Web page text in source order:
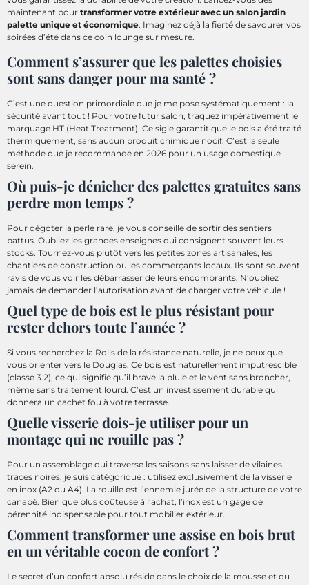
maintenant pour transformer votre extérieur avec un salon jardin
palette unique et économique. Imaginez déjà la fierté de savourer vos
soirées d’été dans ce coin lounge sur mesure.
Comment s’assurer que les palettes choisies
sont sans danger pour ma santé ?
C’est une question primordiale que je me pose systématiquement : la
sécurité avant tout ! Pour votre futur salon, traquez impérativement le
marquage HT (Heat Treatment). Ce sigle garantit que le bois a été traité
thermiquement, sans aucun produit chimique nocif. C’est la seule
méthode que je recommande en 2026 pour un usage domestique
serein.
Où puis-je dénicher des palettes gratuites sans
perdre mon temps ?
Pour dégoter la perle rare, je vous conseille de sortir des sentiers
battus. Oubliez les grandes enseignes qui consignent souvent leurs
stocks. Tournez-vous plutôt vers les petites zones artisanales, les
chantiers de construction ou les commerçants locaux. Ils sont souvent
ravis de vous voir les débarrasser de leurs encombrants. N’oubliez
jamais de demander l’autorisation avant de charger votre véhicule !
Quel type de bois est le plus résistant pour
rester dehors toute l’année ?
Si vous recherchez la Rolls de la résistance naturelle, je ne peux que
vous orienter vers le Douglas. Ce bois est naturellement imputrescible
(classe 3.2), ce qui signifie qu’il brave la pluie et le vent sans broncher,
même sans traitement lourd. C’est un investissement durable qui
donnera un cachet fou à votre terrasse.
Quelle visserie dois-je utiliser pour un
montage qui ne rouille pas ?
Pour un assemblage qui traverse les saisons sans laisser de vilaines
traces noires, je suis catégorique : utilisez exclusivement de la visserie
en inox (A2 ou A4). La rouille est l’ennemie jurée de la structure de votre
canapé. Bien que plus coûteuse à l’achat, l’inox est un gage de
pérennité indispensable pour tout mobilier extérieur.
Comment transformer une assise en bois brut
en un véritable cocon de confort ?
Le secret d’un confort absolu réside dans le choix de la mousse et du